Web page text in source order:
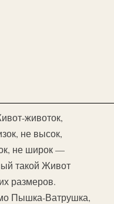
животок,
не высок,
не широк —
такой Живот
размеров.
Пышка-Ватрушка,